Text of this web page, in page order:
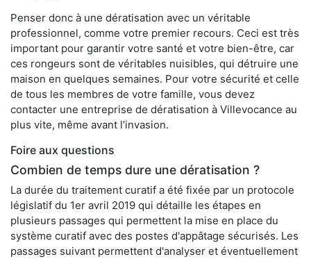
Penser donc à une dératisation avec un véritable
professionnel, comme votre premier recours. Ceci est très
important pour garantir votre santé et votre bien-être, car
ces rongeurs sont de véritables nuisibles, qui détruire une
maison en quelques semaines. Pour votre sécurité et celle
de tous les membres de votre famille, vous devez
contacter une entreprise de dératisation à Villevocance au
plus vite, même avant l’invasion.
Foire aux questions
Combien de temps dure une dératisation ?
La durée du traitement curatif a été fixée par un protocole
législatif du 1er avril 2019 qui détaille les étapes en
plusieurs passages qui permettent la mise en place du
système curatif avec des postes d'appâtage sécurisés. Les
passages suivant permettent d'analyser et éventuellement